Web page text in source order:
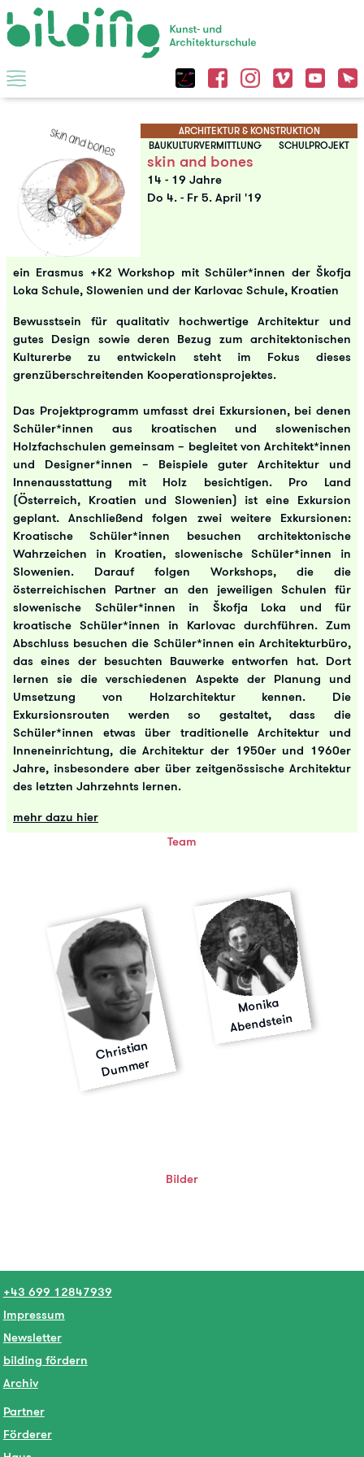
ARCHITEKTUR & KONSTRUKTION
BAUKULTURVERMITTLUNG
SCHULPROJEKT
skin and bones
14 - 19 Jahre
Do 4.- Fr 5. April '19
ein Erasmus +K2 Workshop mit Schüler*innen der Škofja
Loka Schule, Slowenien und der Karlovac Schule, Kroatien
Bewusstsein für qualitativ hochwertige Architektur und
gutes Design sowie deren Bezug zum architektonischen
Kulturerbe zu entwickeln steht im Fokus dieses
grenzüberschreitenden Kooperationsprojektes.
Das Projektprogramm umfasst drei Exkursionen, bei denen
Schüler*innen aus kroatischen und slowenischen
Holzfachschulen gemeinsam – begleitet von Architekt*innen
und Designer*innen – Beispiele guter Architektur und
Innenausstattung mit Holz besichtigen. Pro Land
(Österreich, Kroatien und Slowenien) ist eine Exkursion
geplant. Anschließend folgen zwei weitere Exkursionen:
Kroatische Schüler*innen besuchen architektonische
Wahrzeichen in Kroatien, slowenische Schüler*innen in
Slowenien. Darauf folgen Workshops, die die
österreichischen Partner an den jeweiligen Schulen für
slowenische Schüler*innen in Škofja Loka und für
kroatische Schüler*innen in Karlovac durchführen. Zum
Abschluss besuchen die Schüler*innen ein Architekturbüro,
das eines der besuchten Bauwerke entworfen hat. Dort
lernen sie die verschiedenen Aspekte der Planung und
Umsetzung von Holzarchitektur kennen. Die
Exkursionsrouten werden so gestaltet, dass die
Schüler*innen etwas über traditionelle Architektur und
Inneneinrichtung, die Architektur der 1950er und 1960er
Jahre, insbesondere aber über zeitgenössische Architektur
des letzten Jahrzehnts lernen.
mehr dazu hier
Team
Christian
Du
m
mer
Monika
Abendstein
Bilder
+43 699 12847939
Impressum
Newsletter
bilding fördern
Archiv
Partner
Förderer